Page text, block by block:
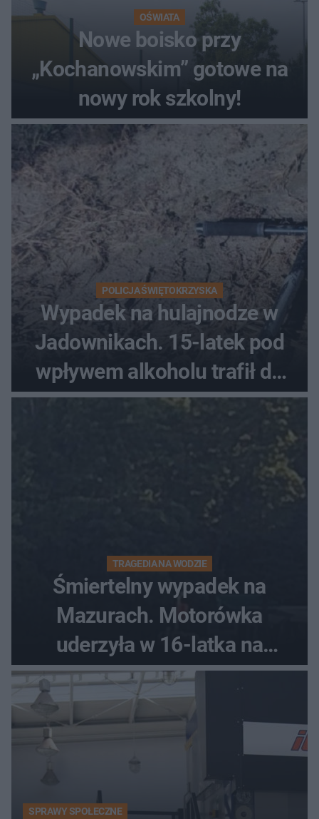
OŚWIATA
Nowe boisko przy
„Kochanowskim” gotowe na
nowy rok szkolny!
POLICJA ŚWIĘTOKRZYSKA
Wypadek na hulajnodze w
Jadownikach. 15-latek pod
wpływem alkoholu trafił do
szpitala
TRAGEDIA NA WODZIE
Śmiertelny wypadek na
Mazurach. Motorówka
uderzyła w 16-latka na
skuterze
SPRAWY SPOŁECZNE